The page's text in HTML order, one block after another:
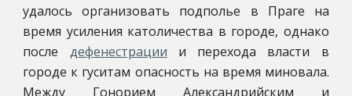
удалось организовать подполье в Праге на
время усиления католичества в городе, однако
после дефенестрации и перехода власти в
городе к гуситам опасность на время миновала.
Между Гонорием Александрийским и